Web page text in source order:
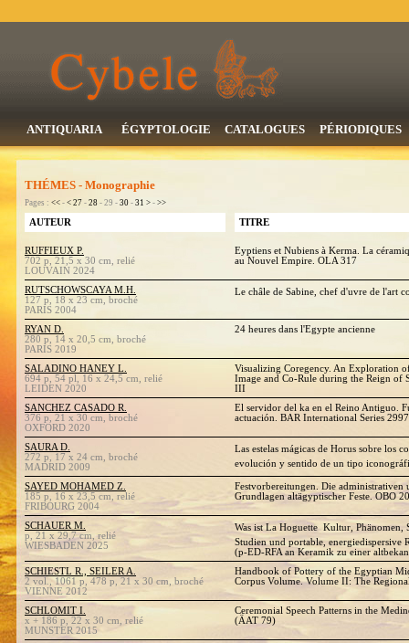
ANTIQUARIA ÉGYPTOLOGIE CATALOGUES PÉRIODIQUES
THÉMES - Monographie
Pages : << - < 27 - 28 - 29 - 30 - 31 > - >>
AUTEUR TITRE
RUFFIEUX P.
702 p, 21,5 x 30 cm, relié
LOUVAIN 2024
Eyptiens et Nubiens à Kerma. La
au Nouvel Empire. OLA 317
RUTSCHOWSCAYA M.H.
127 p, 18 x 23 cm, broché
PARIS 2004
Le châle de Sabine, chef d'uvre de l'art
RYAN D.
280 p, 14 x 20,5 cm, broché
PARIS 2019
24 heures dans l'Egypte ancienne
SALADINO HANEY L.
694 p, 54 pl, 16 x 24,5 cm, relié
LEIDEN 2020
Visualizing Coregency. An Exploration
Image and Co-Rule during the Reign of
III
SANCHEZ CASADO R.
376 p, 21 x 30 cm, broché
OXFORD 2020
El servidor del ka en el Reino Antiguo.
actuación. BAR International Series 2997
SAURA D.
272 p, 17 x 24 cm, broché
MADRID 2009
Las estelas mágicas de Horus sobre los
evolución y sentido de un tipo
SAYED MOHAMED Z.
185 p, 16 x 23,5 cm, relié
FRIBOURG 2004
Festvorbereitungen. Die administrativen
Grundlagen altägyptischer Feste. OBO
SCHAUER M.
p, 21 x 29,7 cm, relié
WIESBADEN 2025
Was ist La Hoguette  Kultur,
Studien und portable, energiedispersive
(p-ED-RFA an Keramik zu einer
SCHIESTL R., SEILER A.
2 vol., 1061 p, 478 p, 21 x 30 cm, broché
VIENNE 2012
Handbook of Pottery of the Egyptian
Corpus Volume. Volume II: The
SCHLOMIT I.
x + 186 p, 22 x 30 cm, relié
MUNSTER 2015
Ceremonial Speech Patterns in the
(ÄAT 79)